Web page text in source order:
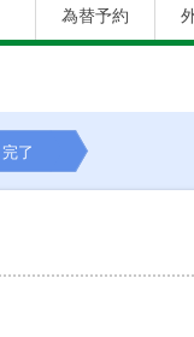
為替予約
完了